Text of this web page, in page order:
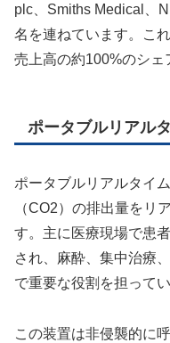
plc、Smiths Medical、
名を連ねています。こ
売上高の約100%のシェ
ポータブルリアル
ポータブルリアルタイ
（CO2）の排出量をリ
す。主に医療現場で患
され、麻酔、集中治療
で重要な役割を担ってい
この装置は非侵襲的に